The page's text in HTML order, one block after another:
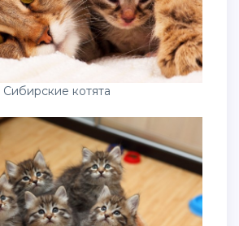
Сибирские котята